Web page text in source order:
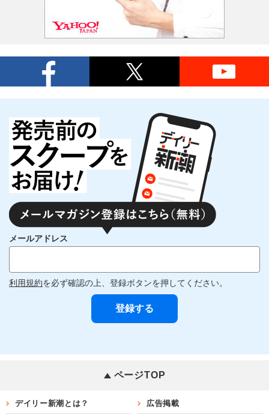
メールアドレス
利用規約を必ず確認の上、登録ボタンを押してください。
ページTOP
デイリー新潮とは？ 広告掲載